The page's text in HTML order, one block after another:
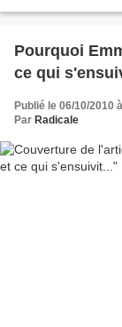
Pourquoi
ce qui
Publié le 06/10/2010
Par Radicale